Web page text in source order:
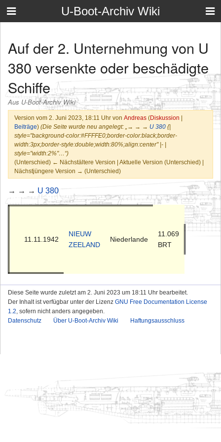
U-Boot-Archiv Wiki
Auf der 2. Unternehmung von U
380 versenkte oder beschädigte
Schiffe
Aus U-Boot-Archiv Wiki
Version vom 2. Juni 2023, 18:11 Uhr von Andreas (Diskussion |
Beiträge) (Die Seite wurde neu angelegt: „→ → → U 380{|
style="background-color:#FFFFE0;border-color:black;border-
width:3px;border-style:double;width:80%;align:center" |- |
style="width:2%"…“)
(Unterschied) ← Nächstältere Version | Aktuelle Version (Unterschied) |
Nächstjüngere Version → (Unterschied)
→ → → U 380
11.11.1942
NIEUW
ZEELAND
Niederlande
11.069
BRT
Diese Seite wurde zuletzt am 2. Juni 2023 um 18:11 Uhr bearbeitet.
Der Inhalt ist verfügbar unter der Lizenz GNU Free Documentation License
1.2, sofern nicht anders angegeben.
Datenschutz
Über U-Boot-Archiv Wiki Haftungsausschluss